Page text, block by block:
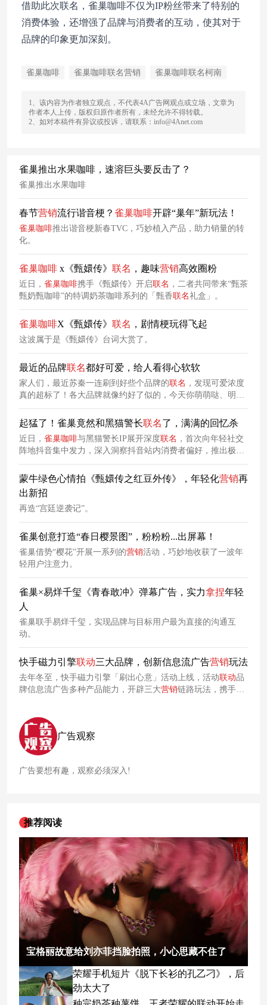
借助此次联名，雀巢咖啡不仅为IP粉丝带来了特别的
消费体验，还增强了品牌与消费者的互动，使其对于
品牌的印象更加深刻。
雀巢咖啡 雀巢咖啡联名营销 雀巢咖啡联名柯南
1、该内容为作者独立观点，不代表4A广告网观点或立场，文章为
作者本人上传，版权归原作者所有，未经允许不得转载。
2、如对本稿件有异议或投诉，请联系：info@4Anet.com
雀巢推出水果咖啡，速溶巨头要反击了？
雀巢推出水果咖啡
春节营销流行谐音梗？ 雀巢咖啡开辟“巢年”新玩法！
雀巢咖啡推出谐音梗新春TVC，巧妙植入产品，助力销量的转
化。
雀巢咖啡 x《甄嬛传》 联名 ，趣味营销高效圈粉
近日， 雀巢咖啡携手《甄嬛传》开启联名 ，二者共同带来“甄茶
甄奶甄咖啡”的特调奶茶咖啡系列的「甄香联名礼盒」。
雀巢咖啡X《甄嬛传》 联名 ，剧情梗玩得飞起
这波属于是《甄嬛传》台词大赏了。
最近的品牌联名都好可爱，给人看得心软软
家人们，最近苏秦一连刷到好些个品牌的联名 ，发现可爱浓度
真的超标了！各大品牌就像约好了似的，今天你萌萌哒、明天
我卡哇伊，联名一个比一个可爱，给人看得心软软。结合趣味
十足的周边产品和线上营销活动，塔斯汀旨在用美食和心灵的
治愈，为广大消费者带来一场舌尖和情绪的双重愉悦。根据网
友晒出的打卡情报，必胜客这次的 联名活动除了打造5家线下
主题门店以外，还推出了联名 毛绒杯套、贴纸、主题杯和纸袋
等限量周边。
起猛了！雀巢竟然和黑猫警长联名了，满满的回忆杀
近日， 雀巢咖啡与黑猫警长IP展开深度联名 ，首次向年轻社交
阵地抖音集中发力，深入洞察抖音站内消费者偏好，推出极具
抖音风格的《黑猫警长特别篇》主题广告片，提升大众对此次
联名合作的认知。
蒙牛绿色心情拍《甄嬛传之红豆外传》，年轻化营销再
出新招
再造“宫廷逆袭记”。
雀巢创意打造“春日樱景图”，粉粉粉...出屏幕！
雀巢借势“樱花”开展一系列的营销活动，巧妙地收获了一波年
轻用户注意力。
雀巢×易烊千玺《青春敢冲》弹幕广告，实力拿捏年轻
人
雀巢联手易烊千玺，实现品牌与目标用户最为直接的沟通互
动。
快手磁力引擎联动三大品牌，创新信息流广告营销玩法
去年冬至，快手磁力引擎「刷出心意」活动上线，活动联动品
牌信息流广告多种产品能力，开辟三大营销链路玩法，携手阿
品牌，撬动品牌信息流广告的内容
流转中，丰富品牌内核，持续提升品牌影响力。
广告观察
广告要想有趣，观察必须深入!
推荐阅读
宝格丽故意给刘亦菲挡脸拍照，小心思藏不住了
荣耀手机短片《脱下长衫的孔乙刁》，后
劲太大了